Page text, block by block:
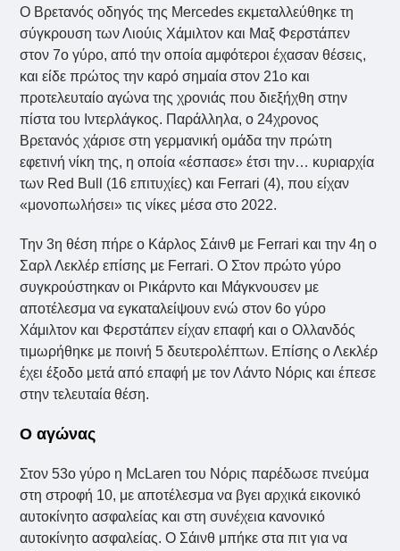
Ο Βρετανός οδηγός της Mercedes εκμεταλλεύθηκε τη
σύγκρουση των Λιούις Χάμιλτον και Μαξ Φερστάπεν
στον 7ο γύρο, από την οποία αμφότεροι έχασαν θέσεις,
και είδε πρώτος την καρό σημαία στον 21ο και
προτελευταίο αγώνα της χρονιάς που διεξήχθη στην
πίστα του Ιντερλάγκος. Παράλληλα, ο 24χρονος
Βρετανός χάρισε στη γερμανική ομάδα την πρώτη
εφετινή νίκη της, η οποία «έσπασε» έτσι την… κυριαρχία
των Red Bull (16 επιτυχίες) και Ferrari (4), που είχαν
«μονοπωλήσει» τις νίκες μέσα στο 2022.
Την 3η θέση πήρε ο Κάρλος Σάινθ με Ferrari και την 4η ο
Σαρλ Λεκλέρ επίσης με Ferrari. O Στον πρώτο γύρο
συγκρούστηκαν οι Ρικάρντο και Μάγκνουσεν με
αποτέλεσμα να εγκαταλείψουν ενώ στον 6ο γύρο
Χάμιλτον και Φερστάπεν είχαν επαφή και ο Ολλανδός
τιμωρήθηκε με ποινή 5 δευτερολέπτων. Επίσης ο Λεκλέρ
έχει έξοδο μετά από επαφή με τον Λάντο Νόρις και έπεσε
στην τελευταία θέση.
Ο αγώνας
Στον 53ο γύρο η McLaren του Νόρις παρέδωσε πνεύμα
στη στροφή 10, με αποτέλεσμα να βγει αρχικά εικονικό
αυτοκίνητο ασφαλείας και στη συνέχεια κανονικό
αυτοκίνητο ασφαλείας. Ο Σάινθ μπήκε στα πιτ για να